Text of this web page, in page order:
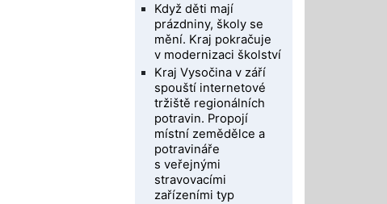
Když děti mají
prázdniny, školy se
mění. Kraj pokračuje
v modernizaci školství
Kraj Vysočina v září
spouští internetové
tržiště regionálních
potravin. Propojí
místní zemědělce a
potravináře
s veřejnými
stravovacími
zařízeními typ